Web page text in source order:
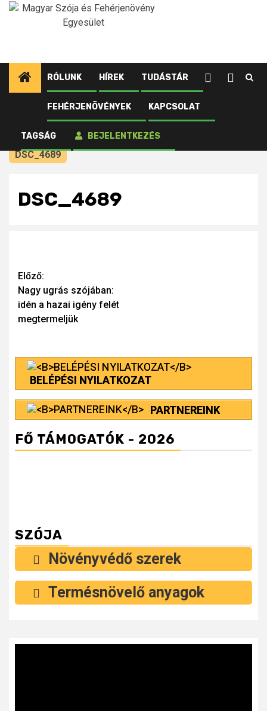
Ugrás
RÓLUNK HÍREK TUDÁSTÁR
FEHÉRJENÖVÉNYEK KAPCSOLAT
TAGSÁG BEJELENTKEZÉS
Kezdőlap
Újdonságok
megtermeljük
DSC_4689
DSC_4689
Continue
Reading
Előző:
Nagy ugrás szójában:
idén a hazai igény felét
megtermeljük
BELÉPÉSI NYILATKOZAT
PARTNEREINK
FŐ TÁMOGATÓK - 2026
SZÓJA
Növényvédő szerek
Termésnövelő anyagok